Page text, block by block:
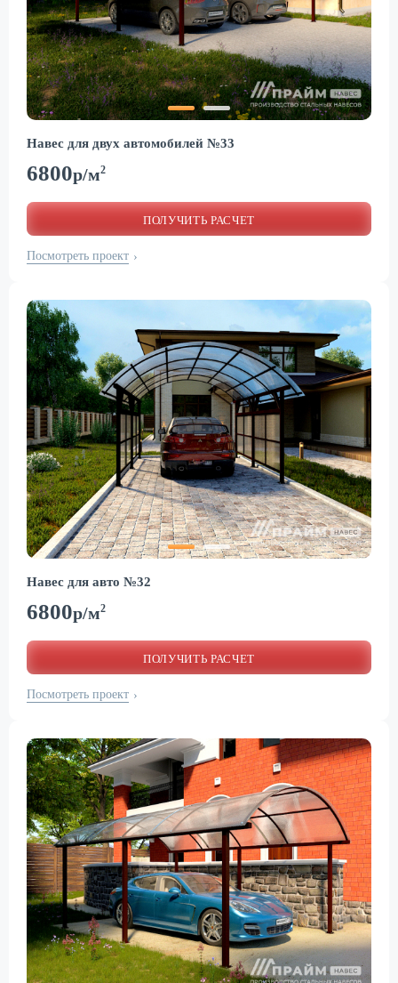
Навес для двух автомобилей №33
6800р/м2
ПОЛУЧИТЬ РАСЧЕТ
Посмотреть проект ›
Навес для авто №32
6800р/м2
ПОЛУЧИТЬ РАСЧЕТ
Посмотреть проект ›